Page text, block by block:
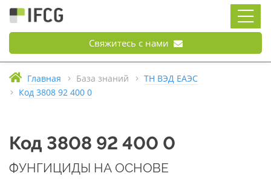
Свяжитесь с нами
Главная База знаний
ТН ВЭД ЕАЭС
Код 3808 92 400 0
Код 3808 92 400 0
ФУНГИЦИДЫ НА ОСНОВЕ